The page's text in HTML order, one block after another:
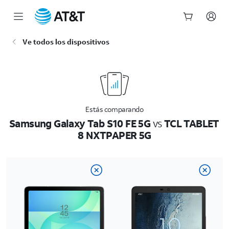
Ve todos los dispositivos
Estás comparando
Samsung Galaxy Tab S10 FE 5GvsTCL TABLET
8 NXTPAPER 5G